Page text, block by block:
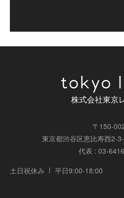
株式会社東京
〒150-
東京都渋谷区恵比寿西2-
代表 : 03-
土日祝休み
平日9:00-18:00